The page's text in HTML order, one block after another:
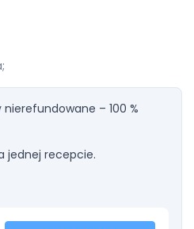
– 100 %
jednej recepcie.